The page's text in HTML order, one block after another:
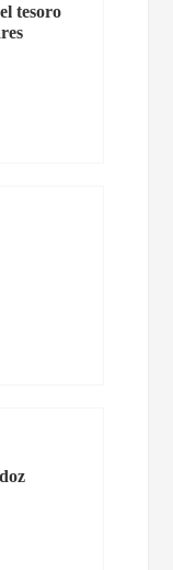
tesoro